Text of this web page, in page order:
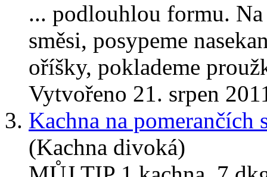
... podlouhlou formu. Na
směsi, posypeme
oříšky, poklademe
Vytvořeno 21. srpen
3. Kachna na pomerančích
(Kachna divoká)